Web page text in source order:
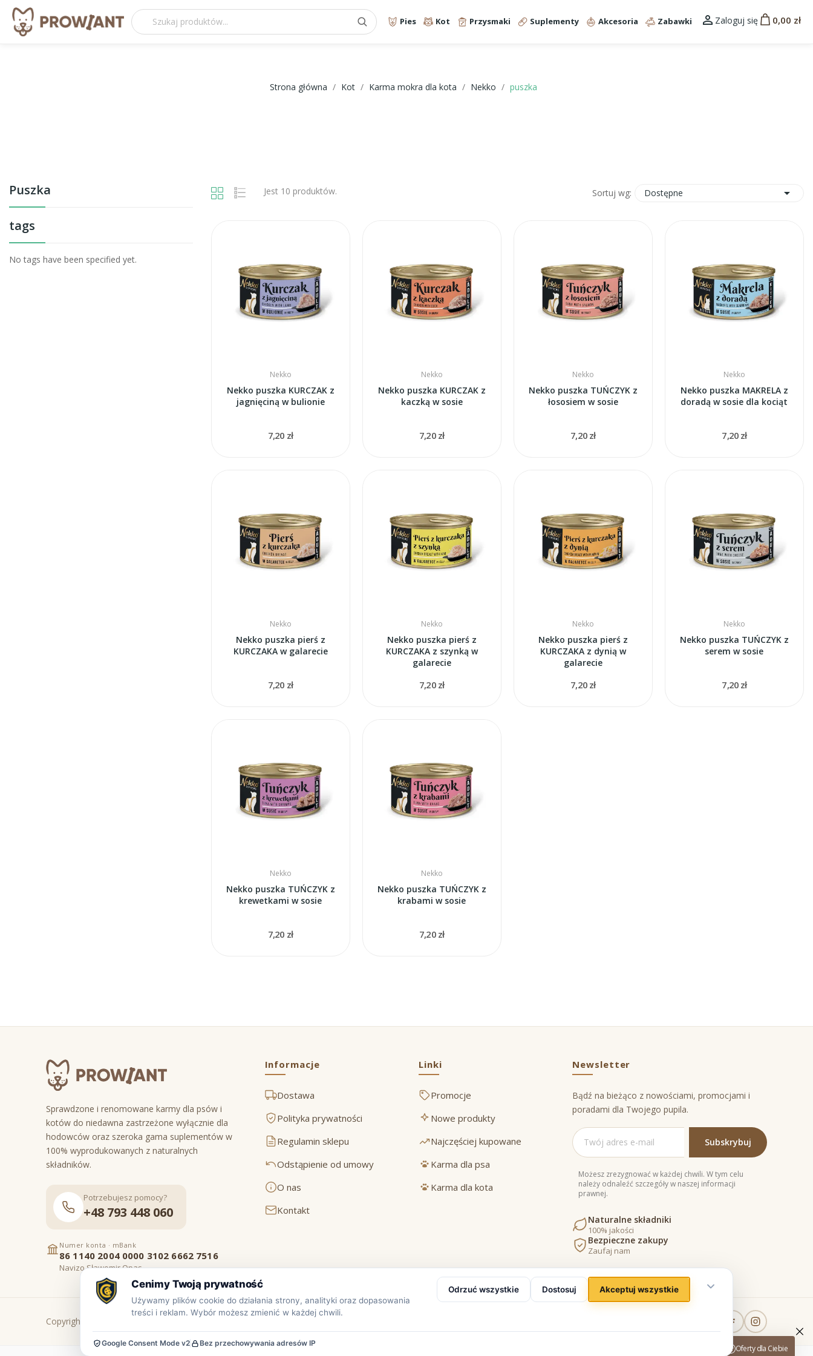
Pies Kot Przysmaki Suplementy Akcesoria Zabawki  Zaloguj się 0,00 zł
Strona główna Kot Karma mokra dla kota Nekko puszka
Puszka
tags
No tags have been specified yet.
Jest 10 produktów. Sortuj wg: Dostępne 
Nekko
Nekko puszka KURCZAK z
jagnięciną w bulionie
7,20 zł
Nekko
Nekko puszka KURCZAK z
kaczką w sosie
7,20 zł
Nekko
Nekko puszka TUŃCZYK z
łososiem w sosie
7,20 zł
Nekko
Nekko puszka MAKRELA z
doradą w sosie dla kociąt
7,20 zł
Nekko
Nekko puszka pierś z
KURCZAKA w galarecie
7,20 zł
Nekko
Nekko puszka pierś z
KURCZAKA z szynką w
galarecie
7,20 zł
Nekko
Nekko puszka pierś z
KURCZAKA z dynią w
galarecie
7,20 zł
Nekko
Nekko puszka TUŃCZYK z
serem w sosie
7,20 zł
Nekko
Nekko puszka TUŃCZYK z
krewetkami w sosie
7,20 zł
Nekko
Nekko puszka TUŃCZYK z
krabami w sosie
7,20 zł
Sprawdzone i renomowane karmy dla psów i
kotów do niedawna zastrzeżone wyłącznie dla
hodowców oraz szeroka gama suplementów w
100% wyprodukowanych z naturalnych
składników.
Potrzebujesz pomocy?
+48 793 448 060
Numer konta · mBank
86 1140 2004 0000 3102 6662 7516
Navizo Sławomir Opas
Informacje
Dostawa
Polityka prywatności
Regulamin sklepu
Odstąpienie od umowy
O nas
Kontakt
Linki
Promocje
Nowe produkty
Najczęściej kupowane
Karma dla psa
Karma dla kota
Newsletter
Bądź na bieżąco z nowościami, promocjami i
poradami dla Twojego pupila.
Możesz zrezygnować w każdej chwili. W tym celu
należy odnaleźć szczegóły w naszej informacji
prawnej.
Naturalne składniki
100% jakości
Bezpieczne zakupy
Zaufaj nam
Copyright © www.prowiant.pl · powered by